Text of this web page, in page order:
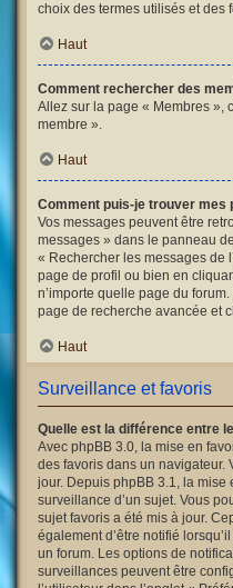
choix des termes utilisés et des
Haut
Comment rechercher des
Allez sur la page « Membres »,
membre ».
Haut
Comment puis-je trouver
Vos messages peuvent être
messages » dans le panneau
« Rechercher les messages de
page de profil ou bien en
n’importe quelle page du
page de recherche avancée et
Haut
Surveillance et favoris
Quelle est la différence entre
Avec phpBB 3.0, la mise en
des favoris dans un navigateur.
jour. Depuis phpBB 3.1, la
surveillance d’un sujet. Vous
sujet favoris a été mis à jour.
également d’être notifié
un forum. Les options de
surveillances peuvent être